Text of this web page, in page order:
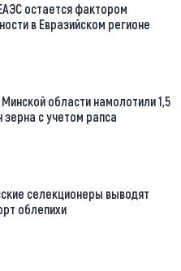
остается фактором
в Евразийском регионе
области намолотили 1,5
зерна с учетом рапса
селекционеры выводят
облепихи